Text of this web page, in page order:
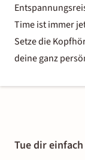
Time ist immer
Setze die
deine ganz
Tue dir